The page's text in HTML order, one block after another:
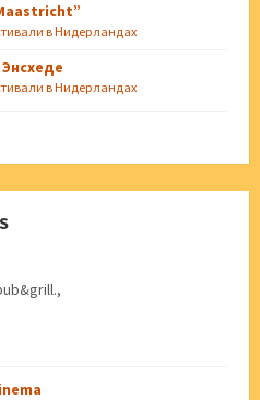
в Нидерландах
в Нидерландах